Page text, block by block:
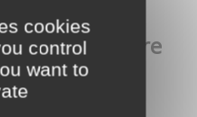
cookies
control
want to
d'architecture